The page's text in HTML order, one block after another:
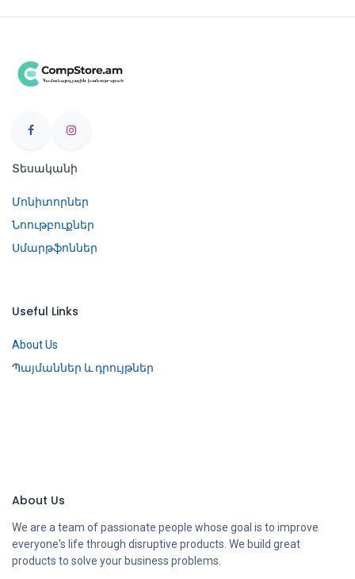
Տեսականի
Մոնիտորներ
Նոութբուքներ
Սմարթֆոններ
Useful Links
About Us
Պայմաններ և դրույթներ
About Us
We are a team of passionate people whose goal is to improve
everyone's life through disruptive products. We build great
products to solve your business problems.